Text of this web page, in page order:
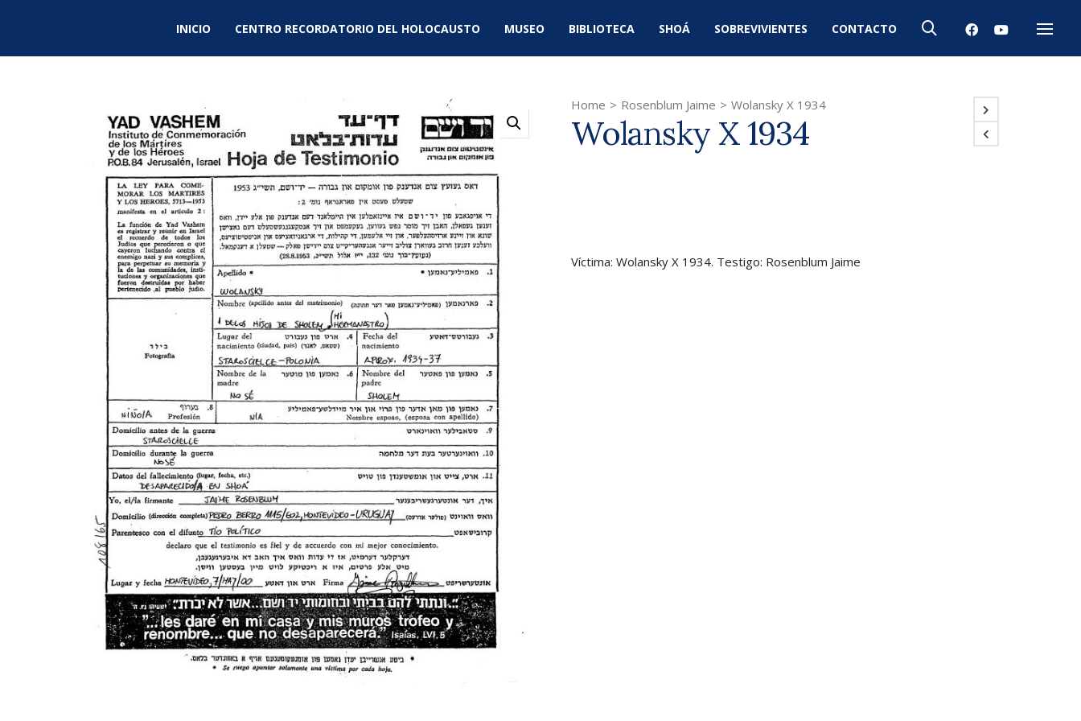
INICIO CENTRO RECORDATORIO DEL HOLOCAUSTO MUSEO BIBLIOTECA SHOÁ SOBREVIVIENTES CONTACTO
Menú
Home > Rosenblum Jaime > Wolansky X 1934
Wolansky X 1934
Víctima: Wolansky X 1934. Testigo: Rosenblum Jaime